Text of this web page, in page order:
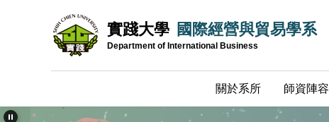
區
實踐大學 國際經營與貿易學系
Department of International Business
關於系所 師資陣容